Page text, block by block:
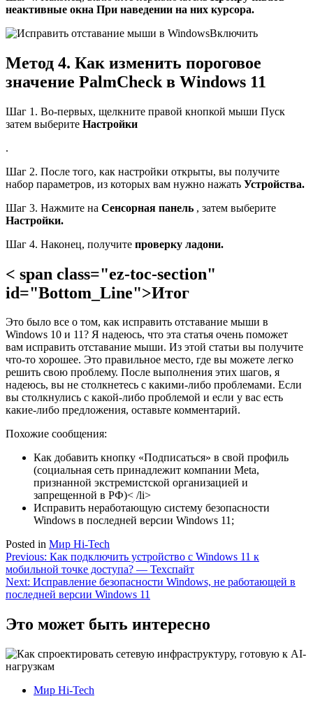
неактивные окна При наведении на них курсора.
Включить
Метод 4. Как изменить пороговое
значение PalmCheck в Windows 11
Шаг 1. Во-первых, щелкните правой кнопкой мыши Пуск
затем выберите Настройки
.
Шаг 2. После того, как настройки открыты, вы получите
набор параметров, из которых вам нужно нажать Устройства.
Шаг 3. Нажмите на Сенсорная панель , затем выберите
Настройки.
Шаг 4. Наконец, получите проверку ладони.
< span class="ez-toc-section"
id="Bottom_Line">Итог
Это было все о том, как исправить отставание мыши в
Windows 10 и 11? Я надеюсь, что эта статья очень поможет
вам исправить отставание мыши. Из этой статьи вы получите
что-то хорошее. Это правильное место, где вы можете легко
решить свою проблему. После выполнения этих шагов, я
надеюсь, вы не столкнетесь с какими-либо проблемами. Если
вы столкнулись с какой-либо проблемой и если у вас есть
какие-либо предложения, оставьте комментарий.
Похожие сообщения:
Как добавить кнопку «Подписаться» в свой профиль
(социальная сеть принадлежит компании Meta,
признанной экстремистской организацией и
запрещенной в РФ)< /li>
Исправить неработающую систему безопасности
Windows в последней версии Windows 11;
Posted in Мир Hi-Tech
Навигация
по
записям
Previous: Как подключить устройство с Windows 11 к
мобильной точке доступа? — Техспайт
Next: Исправление безопасности Windows, не работающей в
последней версии Windows 11
Это может быть интересно
Мир Hi-Tech